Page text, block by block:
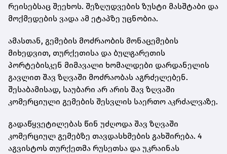
რეისებსაც შეეხოს. შეზღუდვების ზუსტი მასშტაბი და
მოქმედების ვადა ამ ეტაპზე უცნობია.
ამასთან, გემების მოძრაობის მონაცემების
მიხედვით, თურქეთისა და ბულგარეთის
პორტებისკენ მიმავალი ხომალდები დარდანელის
გავლით შავ ზღვაში მოძრაობას აგრძელებენ.
შესაბამისად, საუბარი არ არის შავ ზღვაში
კომერციული გემების შესვლის საერთო აკრძალვაზე.
გადაწყვეტილებას წინ უძღოდა შავ ზღვაში
კომერციულ გემებზე თავდასხმების გახშირება. 4
აგვისტოს თურქეთმა რუსეთსა და უკრაინას